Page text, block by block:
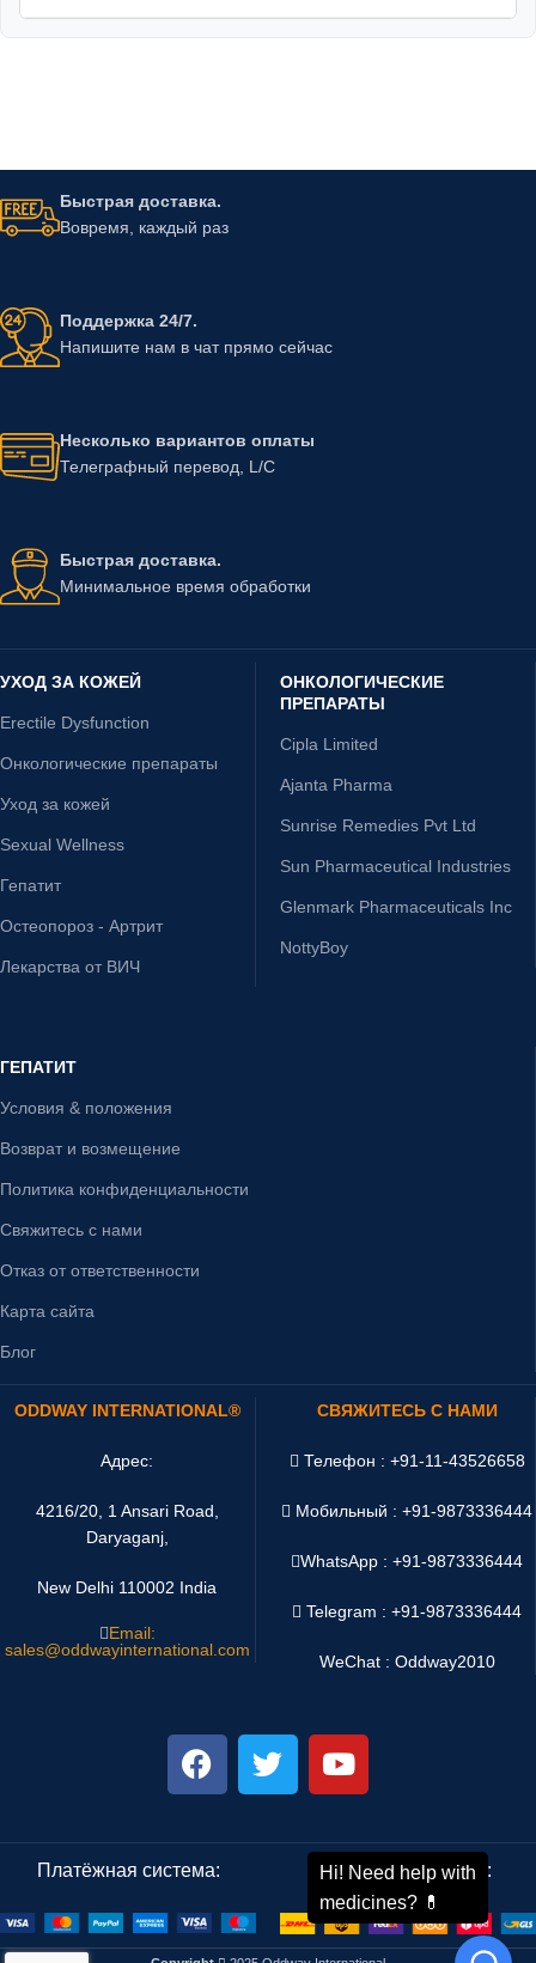
Быстрая доставка.
Вовремя, каждый раз
Поддержка 24/7.
Напишите нам в чат прямо сейчас
Несколько вариантов оплаты
Телеграфный перевод, L/C
Быстрая доставка.
Минимальное время обработки
УХОД ЗА КОЖЕЙ
Erectile Dysfunction
Онкологические препараты
Уход за кожей
Sexual Wellness
Гепатит
Остеопороз - Артрит
Лекарства от ВИЧ
ОНКОЛОГИЧЕСКИЕ
ПРЕПАРАТЫ
Cipla Limited
Ajanta Pharma
Sunrise Remedies Pvt Ltd
Sun Pharmaceutical Industries
Glenmark Pharmaceuticals Inc
NottyBoy
ГЕПАТИТ
Условия & положения
Возврат и возмещение
Политика конфиденциальности
Свяжитесь с нами
Отказ от ответственности
Карта сайта
Блог
ODDWAY INTERNATIONAL®
Адрес:
4216/20, 1 Ansari Road,
Daryaganj,
New Delhi 110002 India
Email:
sales@oddwayinternational.com
СВЯЖИТЕСЬ С НАМИ
Телефон : +91-11-43526658
Мобильный : +91-9873336444
WhatsApp :+91-9873336444
Telegram : +91-9873336444
WeChat : Oddway2010
Платёжная система: Система доставки: